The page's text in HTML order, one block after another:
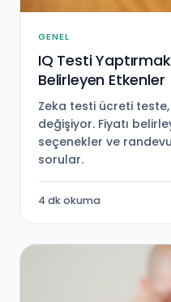
GENEL
IQ Testi
Belirleyen Etkenler
Zeka testi ücreti
değişiyor. Fiyatı
seçenekler ve
sorular.
4 dk okuma